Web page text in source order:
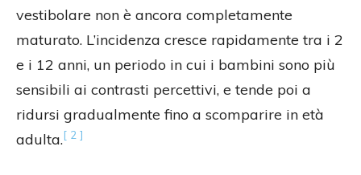
vestibolare non è ancora completamente
maturato. L’incidenza cresce rapidamente tra i 2
e i 12 anni, un periodo in cui i bambini sono più
sensibili ai contrasti percettivi, e tende poi a
ridursi gradualmente fino a scomparire in età
adulta.[ 2 ]